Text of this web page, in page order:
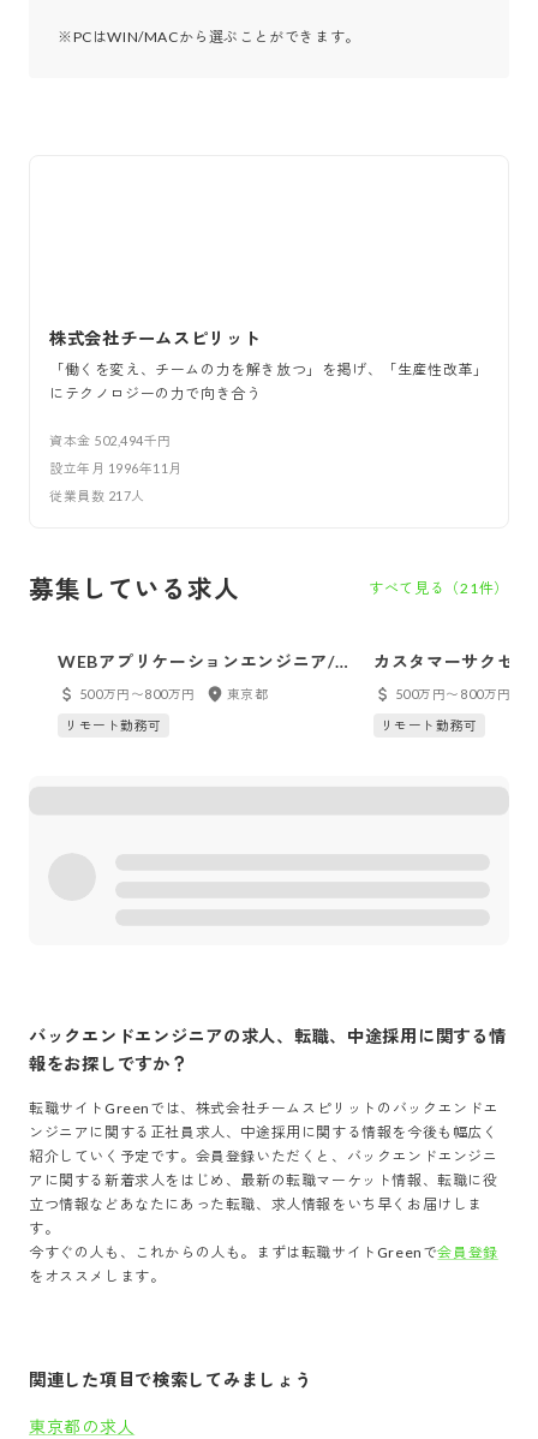
※PCはWIN/MACから選ぶことができます。
株式会社チームスピリット
「働くを変え、チームの力を解き放つ」を掲げ、「生産性改革」
にテクノロジーの力で向き合う
資本金 502,494千円
設立年月 1996年11月
従業員数 217人
募集している求人 すべて見る（21件）
WEBアプリケーションエンジニア/中
核製品であるバックオフィスSaaSプ
ロダクト開発／リモート可
500万円〜800万円
東京都
リモート勤務可
カスタマーサクセ
ネージャー
500万円〜800万円
リモート勤務可
バックエンドエンジニアの求人、転職、中途採用に関する情
報をお探しですか？
転職サイトGreenでは、 株式会社チームスピリット の バックエンドエ
ンジニア に関する正社員求人、中途採用に関する情報を今後も幅広く
紹介していく予定です。会員登録いただくと、 バックエンドエンジニ
ア に関する新着求人をはじめ、最新の転職マーケット情報、転職に役
立つ情報などあなたにあった転職、求人情報をいち早くお届けしま
す。
今すぐの人も、これからの人も。まずは転職サイトGreenで会員登録
をオススメします。
関連した項目で検索してみましょう
東京都の求人